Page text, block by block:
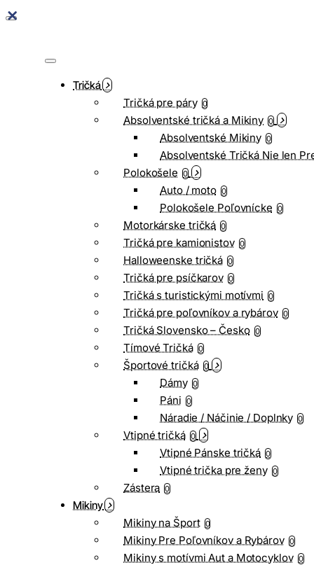
Tričká
Tričká pre páry 0
Absolventské tričká a Mikiny 0
Absolventské Mikiny 0
Absolventské Tričká Nie len
Polokošele 0
Auto / moto 0
Polokošele Poľovnícke 0
Motorkárske tričká 0
Tričká pre kamionistov 0
Halloweenske tričká 0
Tričká pre psíčkarov 0
Tričká s turistickými motívmi 0
Tričká pre poľovníkov a rybárov 0
Tričká Slovensko – Česko 0
Tímové Tričká 0
Športové tričká 0
Dámy 0
Páni 0
Náradie / Náčinie / Doplnky 0
Vtipné tričká 0
Vtipné Pánske tričká 0
Vtipné trička pre ženy 0
Zástera 0
Mikiny
Mikiny na Šport 0
Mikiny Pre Poľovníkov a Rybárov 0
Mikiny s motívmi Aut a Motocyklov 0